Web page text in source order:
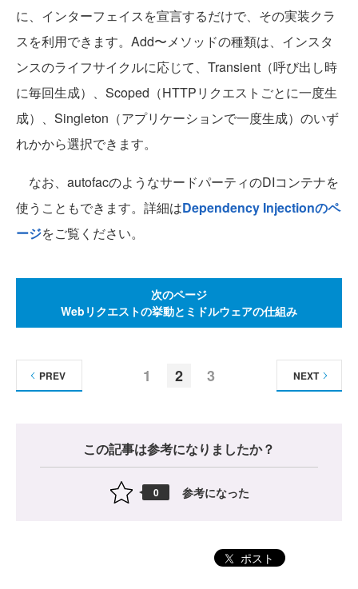
に、インターフェイスを宣言するだけで、その実装クラ
スを利用できます。Add〜メソッドの種類は、インスタ
ンスのライフサイクルに応じて、Transient（呼び出し時
に毎回生成）、Scoped（HTTPリクエストごとに一度生
成）、Singleton（アプリケーションで一度生成）のいず
れかから選択できます。
なお、autofacのようなサードパーティのDIコンテナを
使うこともできます。詳細はDependency Injectionのペ
ージをご覧ください。
次のページ
Webリクエストの挙動とミドルウェアの仕組み
1 2 3
PREV NEXT
この記事は参考になりましたか？
0 参考になった
ポスト